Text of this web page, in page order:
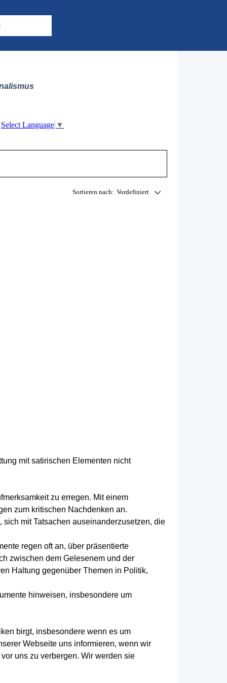
Select Language ▼
Sortieren nach: Vordefiniert
mit satirischen Elementen nicht
zu erregen. Mit einem
zum kritischen Nachdenken an.
mit Tatsachen auseinanderzusetzen, die
regen oft an, über präsentierte
zwischen dem Gelesenem und der
Haltung gegenüber Themen in Politik,
hinweisen, insbesondere um
birgt, insbesondere wenn es um
Webseite uns informieren, wenn wir
uns zu verbergen. Wir werden sie